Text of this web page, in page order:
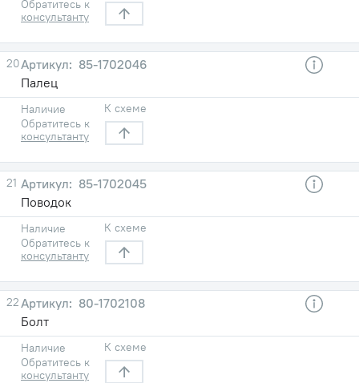
Обратитесь к
консультанту
20
85-1702046
Палец
Наличие
Обратитесь к
консультанту
К схеме
21
85-1702045
Поводок
Наличие
Обратитесь к
консультанту
К схеме
22
80-1702108
Болт
Наличие
Обратитесь к
консультанту
К схеме